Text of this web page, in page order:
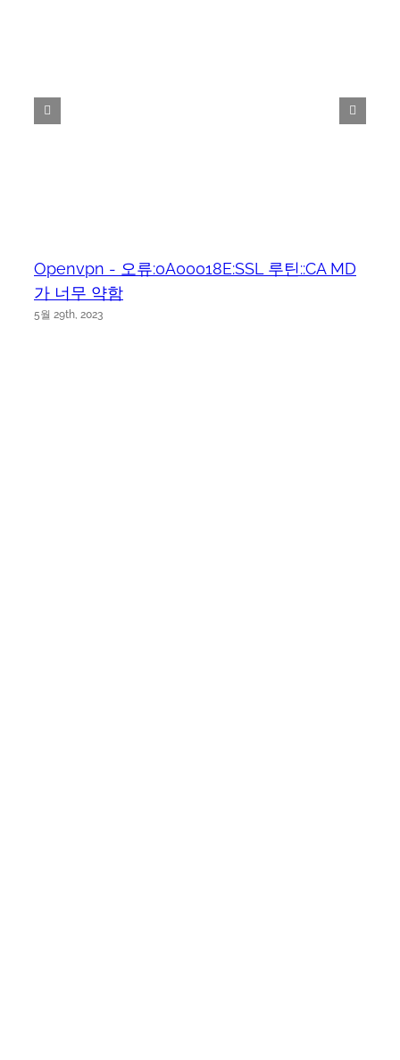
Openvpn - 오류:0A00018E:SSL 루틴::CA MD
가 너무 약함
5월 29th, 2023